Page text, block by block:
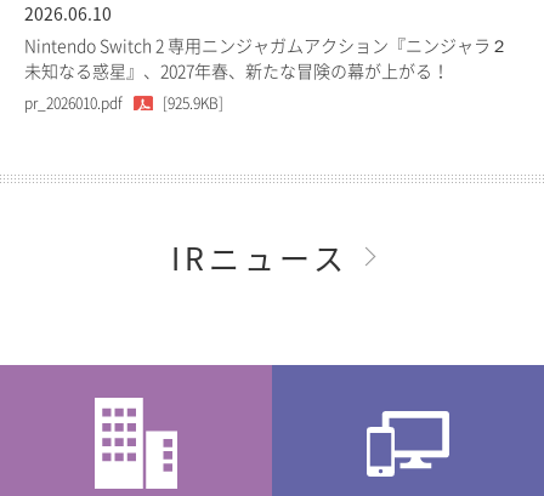
2026.06.10
Nintendo Switch 2 専用ニンジャガムアクション『ニンジャラ２
未知なる惑星』、2027年春、新たな冒険の幕が上がる！
pr_2026010.pdf [925.9KB]
IRニュース